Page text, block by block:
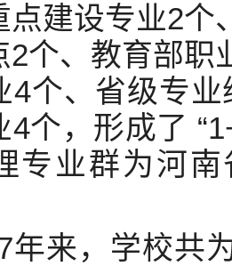
点建设专业2个
2个、教育部职
4个、省级专
4个，形成了
专业群为河
年来，学校共